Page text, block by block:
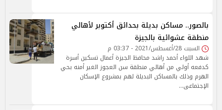
بالصور.. مساكن بديلة بحدائق أكتوبر لأهالي
منطقة عشوائية بالجيزة
السبت 28/أغسطس/2021 - 03:37 م
شهد اللواء أحمد راشد محافظ الجيزة أعمال تسكين أسرة
كدفعه أولي من أهالي منطقة سن العجوز الغير أمنه بحي
الهرم وذلك بالمساكن البديلة لهم بمشروع الإسكان
الإجتماعى…